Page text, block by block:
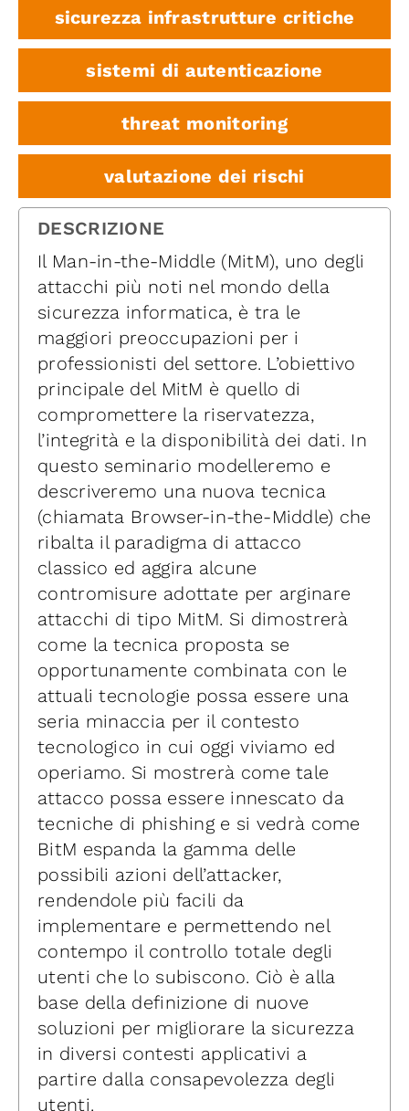
sicurezza infrastrutture critiche
sistemi di autenticazione
threat monitoring
valutazione dei rischi
DESCRIZIONE
Il Man-in-the-Middle (MitM), uno degli
attacchi più noti nel mondo della
sicurezza informatica, è tra le
maggiori preoccupazioni per i
professionisti del settore. L’obiettivo
principale del MitM è quello di
compromettere la riservatezza,
l’integrità e la disponibilità dei dati. In
questo seminario modelleremo e
descriveremo una nuova tecnica
(chiamata Browser-in-the-Middle) che
ribalta il paradigma di attacco
classico ed aggira alcune
contromisure adottate per arginare
attacchi di tipo MitM. Si dimostrerà
come la tecnica proposta se
opportunamente combinata con le
attuali tecnologie possa essere una
seria minaccia per il contesto
tecnologico in cui oggi viviamo ed
operiamo. Si mostrerà come tale
attacco possa essere innescato da
tecniche di phishing e si vedrà come
BitM espanda la gamma delle
possibili azioni dell’attacker,
rendendole più facili da
implementare e permettendo nel
contempo il controllo totale degli
utenti che lo subiscono. Ciò è alla
base della definizione di nuove
soluzioni per migliorare la sicurezza
in diversi contesti applicativi a
partire dalla consapevolezza degli
utenti.